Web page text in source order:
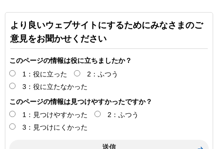
より良いウェブサイトにするためにみなさまのご
意見をお聞かせください
このページの情報は役に立ちましたか？
1：役に立った
2：ふつう
3：役に立たなかった
このページの情報は見つけやすかったですか？
1：見つけやすかった
2：ふつう
3：見つけにくかった